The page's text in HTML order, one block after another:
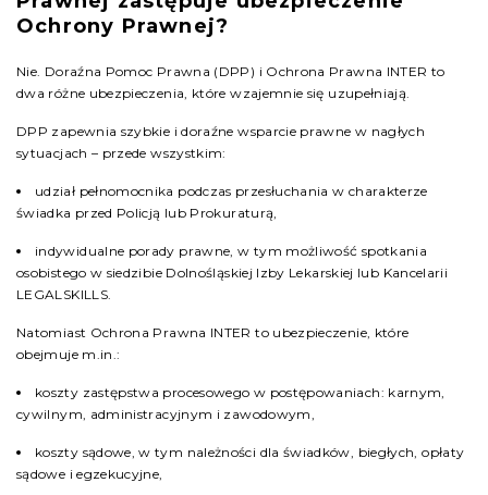
Ochrony Prawnej?
Nie. Doraźna Pomoc Prawna (DPP) i Ochrona Prawna INTER to
dwa różne ubezpieczenia, które wzajemnie się uzupełniają.
DPP zapewnia szybkie i doraźne wsparcie prawne w nagłych
sytuacjach – przede wszystkim:
udział pełnomocnika podczas przesłuchania w charakterze
świadka przed Policją lub Prokuraturą,
indywidualne porady prawne, w tym możliwość spotkania
osobistego w siedzibie Dolnośląskiej Izby Lekarskiej lub Kancelarii
LEGALSKILLS.
Natomiast Ochrona Prawna INTER to ubezpieczenie, które
obejmuje m.in.:
koszty zastępstwa procesowego w postępowaniach: karnym,
cywilnym, administracyjnym i zawodowym,
koszty sądowe, w tym należności dla świadków, biegłych, opłaty
sądowe i egzekucyjne,